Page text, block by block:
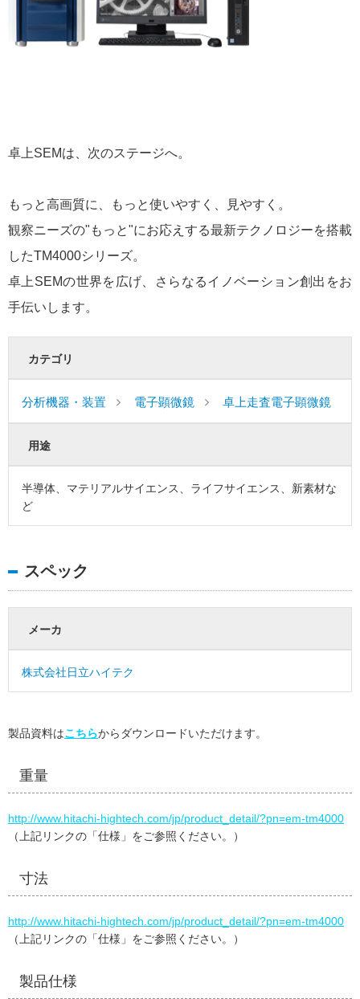
卓上SEMは、次のステージへ。
もっと高画質に、もっと使いやすく、見やすく。
観察ニーズの"もっと"にお応えする最新テクノロジーを搭載
したTM4000シリーズ。
卓上SEMの世界を広げ、さらなるイノベーション創出をお
手伝いします。
カテゴリ
分析機器・装置 電子顕微鏡 卓上走査電子顕微鏡
用途
半導体、マテリアルサイエンス、ライフサイエンス、新素材な
ど
スペック
メーカ
株式会社日立ハイテク
製品資料はこちらからダウンロードいただけます。
重量
http://www.hitachi-hightech.com/jp/product_detail/?pn=em-tm4000
（上記リンクの「仕様」をご参照ください。）
寸法
http://www.hitachi-hightech.com/jp/product_detail/?pn=em-tm4000
（上記リンクの「仕様」をご参照ください。）
製品仕様